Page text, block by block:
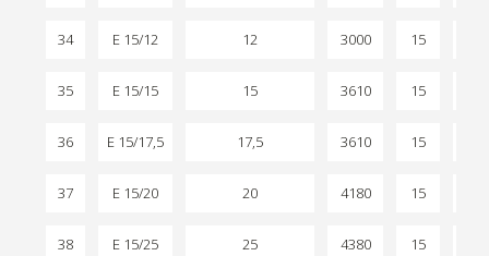
34 E 15/12 12 3000 15
35 E 15/15 15 3610 15
36 E 15/17,5 17,5 3610 15
37 E 15/20 20 4180 15
38 E 15/25 25 4380 15